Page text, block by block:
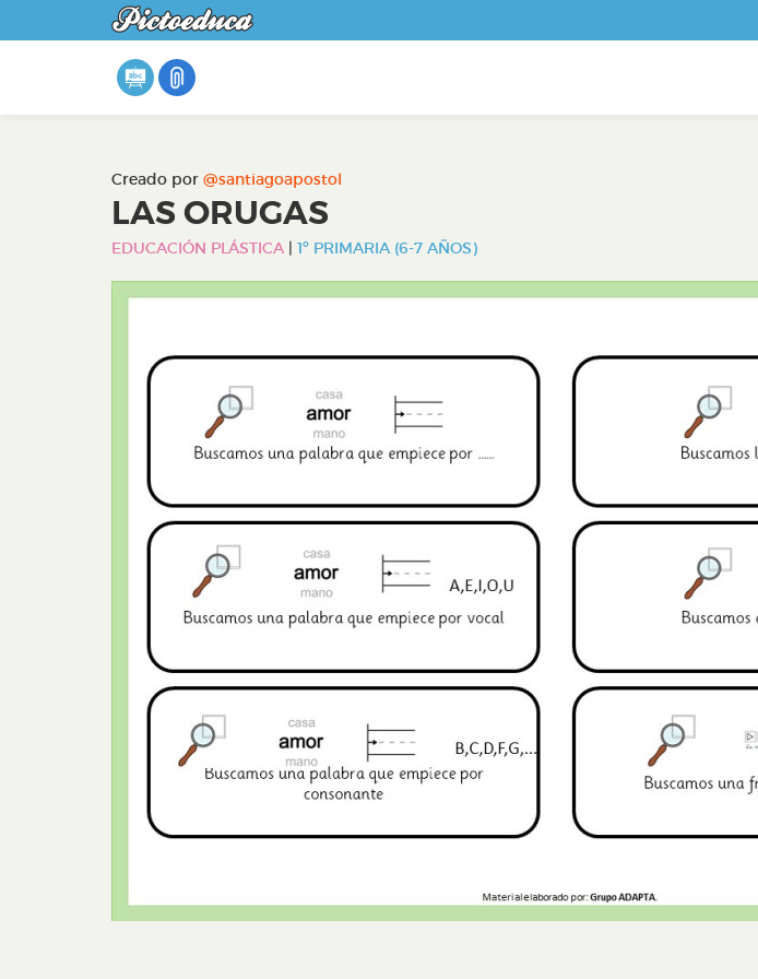
Creado por @santiagoapostol
LAS ORUGAS
EDUCACIÓN PLÁSTICA | 1º PRIMARIA (6-7 AÑOS)